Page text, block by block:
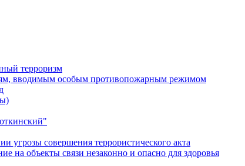
терроризм
вводимым особым противопожарным режимом
угрозы совершения террористического акта
объекты связи незаконно и опасно для здоровья